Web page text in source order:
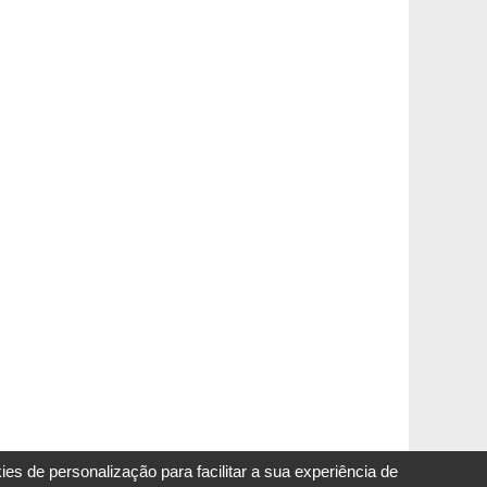
de personalização para facilitar a sua experiência de